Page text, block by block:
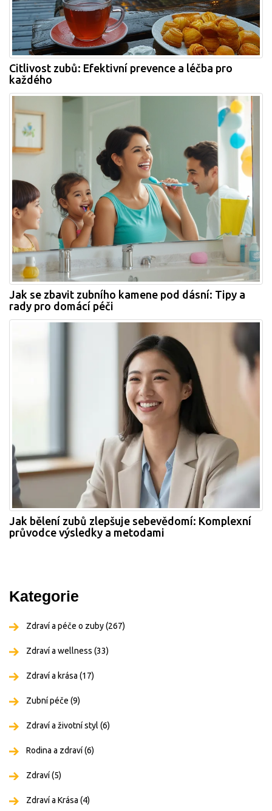
Citlivost zubů: Efektivní prevence a léčba pro
každého
Jak se zbavit zubního kamene pod dásní: Tipy a
rady pro domácí péči
Jak bělení zubů zlepšuje sebevědomí: Komplexní
průvodce výsledky a metodami
Kategorie
Zdraví a péče o zuby(267)
Zdraví a wellness (33)
Zdraví a krása (17)
Zubní péče (9)
Zdraví a životní styl (6)
Rodina a zdraví(6)
Zdraví(5)
Zdraví a Krása (4)